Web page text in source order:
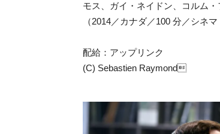
モス、ガイ・ネイドン、コルム
（2014／カナダ／100 分／シネ
配給：アップリンク
(C) Sebastien Raymond